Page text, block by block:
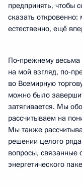
предпринять, чтобы
сказать
естественно, ещё
По‑прежнему весьма
на мой взгляд,
во Всемирную
можно было
затягивается. Мы
рассчитываем на
Мы также
решении целого
вопросы, связанные
энергетического